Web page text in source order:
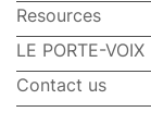
Resources
LE PORTE-VOIX
Contact us